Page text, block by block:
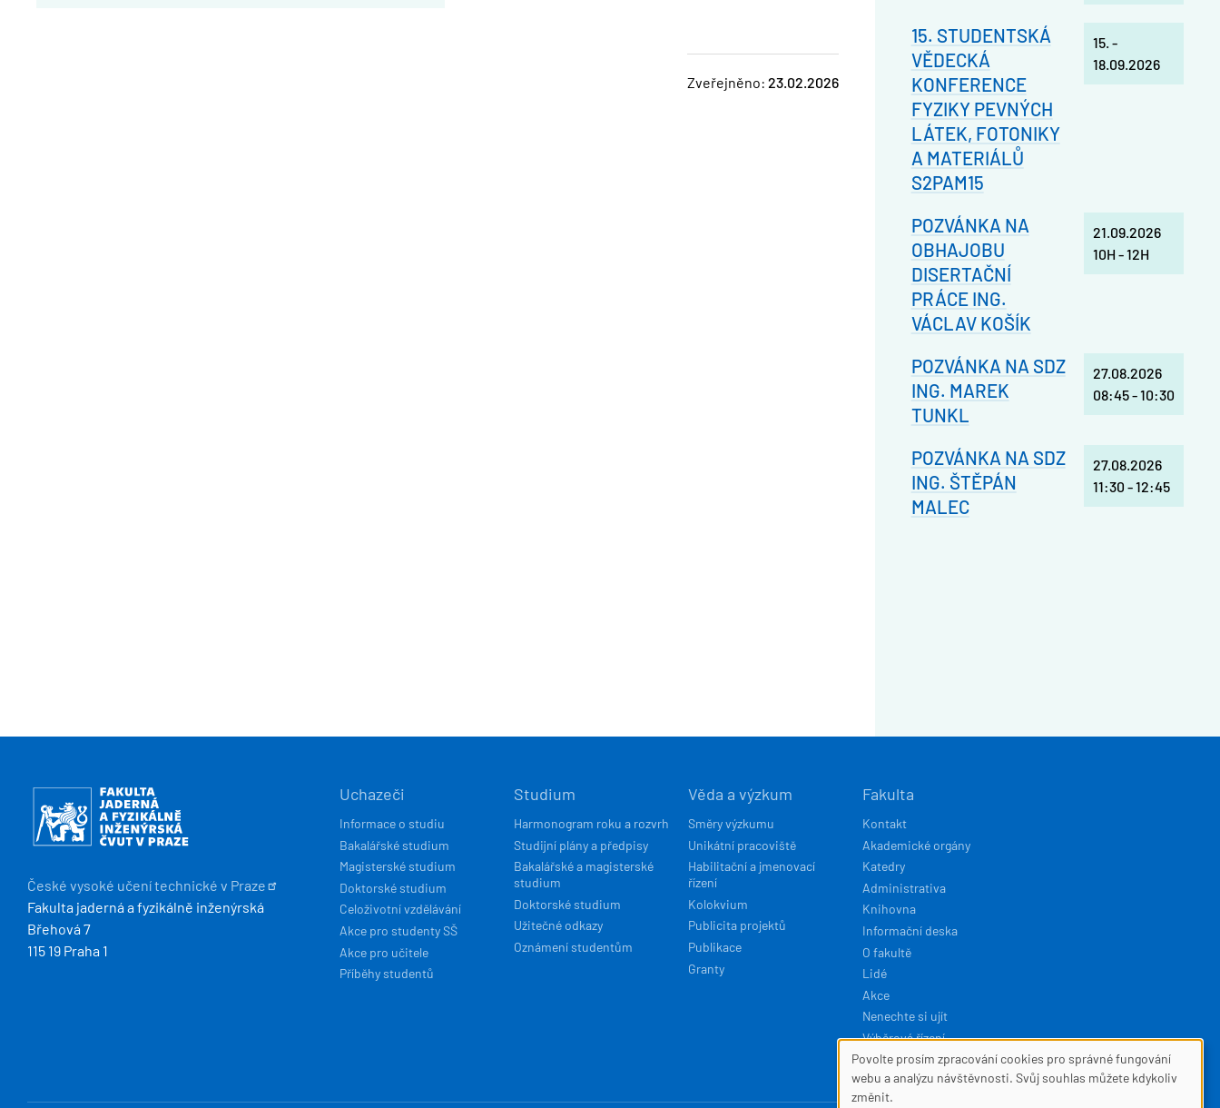
Zveřejněno: 23.02.2026
15. STUDENTSKÁ
VĚDECKÁ
KONFERENCE
FYZIKY PEVNÝCH
LÁTEK, FOTONIKY
A MATERIÁLŮ
S2PAM15
15. -
18.09.2026
POZVÁNKA NA
OBHAJOBU
DISERTAČNÍ
PRÁCE ING.
VÁCLAV KOŠÍK
21.09.2026
10H -12H
POZVÁNKA NA SDZ
ING. MAREK
TUNKL
27.08.2026
08:45-10:30
POZVÁNKA NA SDZ
ING. ŠTĚPÁN
MALEC
27.08.2026
11:30 -12:45
HLAVNÍ
NAVIGACE
Uchazeči
Informace o studiu
Bakalářské studium
Magisterské studium
Doktorské studium
Celoživotní vzdělávání
Akce pro studenty SŠ
Akce pro učitele
Příběhy studentů
Studium
Harmonogram roku a rozvrh
Studijní plány a předpisy
Bakalářské a magisterské
studium
Doktorské studium
Užitečné odkazy
Oznámení studentům
Věda a výzkum
Směry výzkumu
Unikátní pracoviště
Habilitační a jmenovací
řízení
Kolokvium
Publicita projektů
Publikace
Granty
Fakulta
Kontakt
Akademické orgány
Katedry
Administrativa
Knihovna
Informační deska
O fakultě
Lidé
Akce
Nenechte si ujít
Výběrová řízení
Obrázek
České vysoké učení technické v Praze
Fakulta jaderná a fyzikálně inženýrská
Břehová 7
115 19 Praha 1
Developed bySquelle
SOUBORY
Povolte prosím zpracování cookies pro správné fungování
webu a analýzu návštěvnosti. Svůj souhlas můžete kdykoliv
změnit.